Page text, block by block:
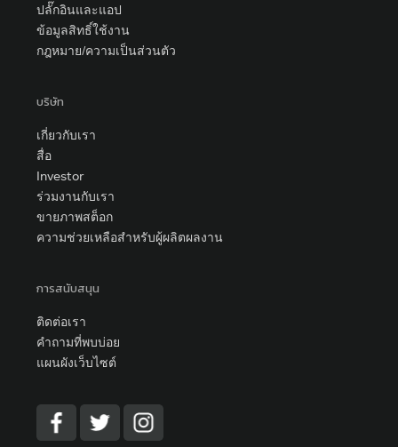
ปลั๊กอินและแอป
ข้อมูลสิทธิ์ใช้งาน
กฎหมาย/ความเป็นส่วนตัว
บริษัท
เกี่ยวกับเรา
สื่อ
Investor
ร่วมงานกับเรา
ขายภาพสต็อก
ความช่วยเหลือสำหรับผู้ผลิตผลงาน
การสนับสนุน
ติดต่อเรา
คำถามที่พบบ่อย
แผนผังเว็บไซต์